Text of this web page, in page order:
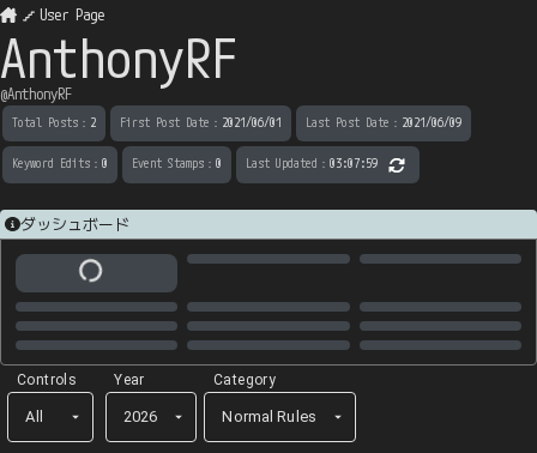
User Page
AnthonyRF
@AnthonyRF
Total Posts ： 2 First Post Date ： 2021/06/01 Last Post Date ： 2021/06/09
Keyword Edits ： 0 Event Stamps ： 0 Last Updated ： 03:07:59
ダッシュボード
Controls
All
Year
2026
Category
Normal Rules